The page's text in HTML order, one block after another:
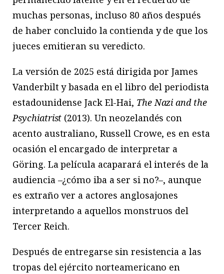
muchas personas, incluso 80 años después
de haber concluido la contienda y de que los
jueces emitieran su veredicto.
La versión de 2025 está dirigida por James
Vanderbilt y basada en el libro del periodista
estadounidense Jack El-Hai, The Nazi and the
Psychiatrist (2013). Un neozelandés con
acento australiano, Russell Crowe, es en esta
ocasión el encargado de interpretar a
Göring. La película acaparará el interés de la
audiencia –¿cómo iba a ser si no?–, aunque
es extraño ver a actores anglosajones
interpretando a aquellos monstruos del
Tercer Reich.
Después de entregarse sin resistencia a las
tropas del ejército norteamericano en